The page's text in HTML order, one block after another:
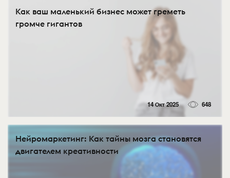
Как ваш маленький бизнес может греметь
громче гигантов
14 Окт 2025 648
Нейромаркетинг: Как тайны мозга становятся
двигателем креативности